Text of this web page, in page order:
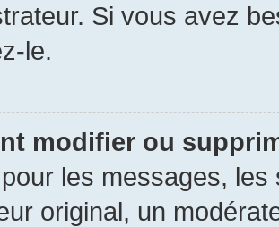
Si vous avez
le.
modifier ou
les messages,
original, un